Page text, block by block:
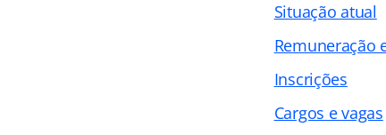
Situação atual
Remuneração
Inscrições
Cargos e vagas